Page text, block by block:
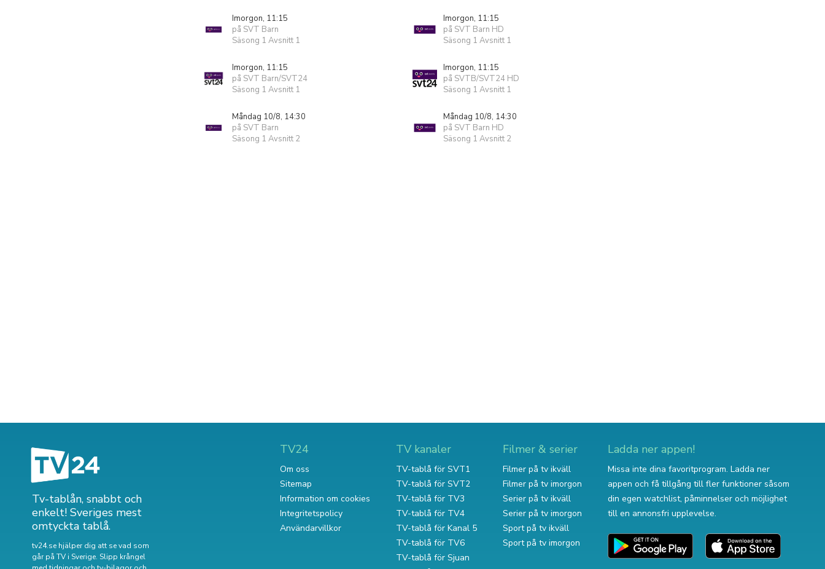
Imorgon, 11:15
på SVT Barn
Säsong 1 Avsnitt 1
Imorgon, 11:15
på SVT Barn HD
Säsong 1 Avsnitt 1
Imorgon, 11:15
på SVT Barn/SVT24
Säsong 1 Avsnitt 1
Imorgon, 11:15
på SVTB/SVT24 HD
Säsong 1 Avsnitt 1
Måndag 10/8, 14:30
på SVT Barn
Säsong 1 Avsnitt 2
Måndag 10/8, 14:30
på SVT Barn HD
Säsong 1 Avsnitt 2
Tv-tablån, snabbt och
enkelt! Sveriges mest
omtyckta tablå.
tv24.se hjälper dig att se vad som
går på TV i Sverige. Slipp krångel
TV24
Om oss
Sitemap
Information om cookies
Integritetspolicy
Användarvillkor
TV kanaler
TV-tablå för SVT1
TV-tablå för SVT2
TV-tablå för TV3
TV-tablå för TV4
TV-tablå för Kanal 5
TV-tablå för TV6
TV-tablå för Sjuan
Filmer & serier
Filmer på tv ikväll
Filmer på tv imorgon
Serier på tv ikväll
Serier på tv imorgon
Sport på tv ikväll
Sport på tv imorgon
Ladda ner appen!
Missa inte dina favoritprogram. Ladda ner
appen och få tillgång till fler funktioner såsom
din egen watchlist, påminnelser och möjlighet
till en annonsfri upplevelse.